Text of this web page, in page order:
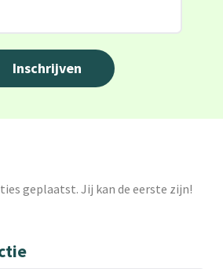
geplaatst. Jij kan de eerste zijn!